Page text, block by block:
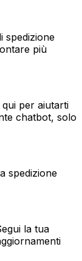
spedizione
più
per aiutarti
chatbot, solo
spedizione
la tua